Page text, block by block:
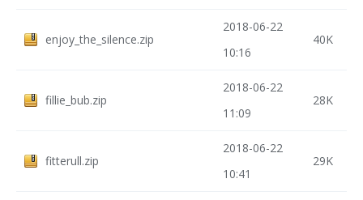
enjoy_the_silence.zip
2018-06-22
10:16
40K
fillie_bub.zip
2018-06-22
11:09
28K
fitterull.zip
2018-06-22
10:41
29K